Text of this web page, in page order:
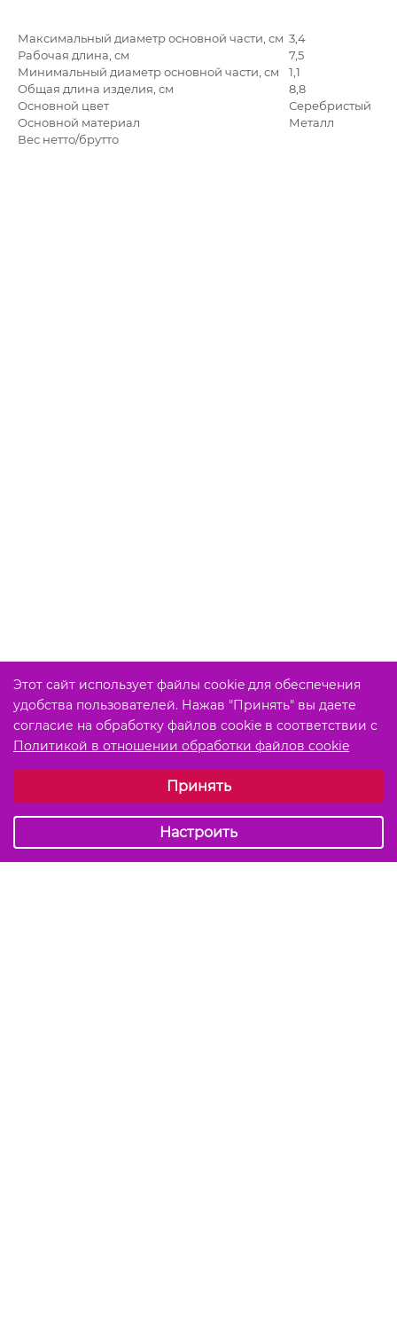
Максимальный диаметр основной части, см 3,4
Рабочая длина, см
7,5
Минимальный диаметр основной части, см
1,1
Общая длина изделия, см
8,8
Основной цвет
Серебристый
Основной материал
Металл
Вес нетто/брутто
Этот сайт использует файлы cookie для обеспечения
удобства пользователей. Нажав "Принять" вы даете
согласие на обработку файлов cookie в соответствии с
Политикой в отношении обработки файлов cookie
Обязательные (технические)Принять
Настроить